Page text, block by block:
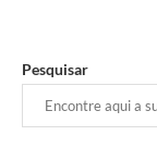
Pesquisar